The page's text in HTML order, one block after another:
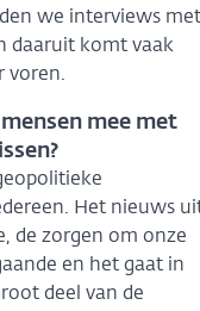
we interviews met
daaruit komt vaak
voren.
mee met
Het nieuws
de zorgen om onze
en het gaat in
deel van de